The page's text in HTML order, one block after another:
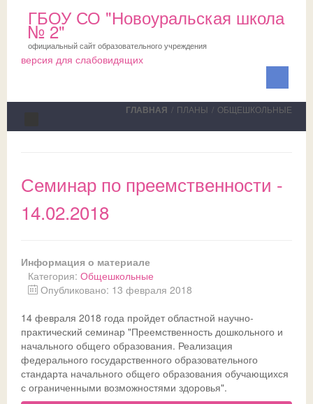
ГБОУ СО "Новоуральская школа
№ 2"
официальный сайт образовательного учреждения
версия для слабовидящих
Официально
СМИ о нас
Дни открытых дверей
Планы
Актуально
Исполнение законодательства
Общешкольные
Коллектив
Профсоюз
Доска почета
История
Традиции
Рекомендации ПМПК для целей ГИА
Обучающимся
Трудовой отряд
Команда волонтеров
Совет обучающихся
Телефон доверия
ГИА-2026
Родителям
Школьная служба примирения
Безопасность детей в летний период
НОКО
Ссылки
ДИСТАНТ
СФЕРУМ - sferum.ru
ВК
ГЛАВНАЯ / ПЛАНЫ / ОБЩЕШКОЛЬНЫЕ
Семинар по преемственности -
14.02.2018
Информация о материале
Категория: Общешкольные
Опубликовано: 13 февраля 2018
14 февраля 2018 года пройдет областной научно-
практический семинар "Преемственность дошкольного и
начального общего образования. Реализация
федерального государственного образовательного
стандарта начального общего образования обучающихся
с ограниченными возможностями здоровья".